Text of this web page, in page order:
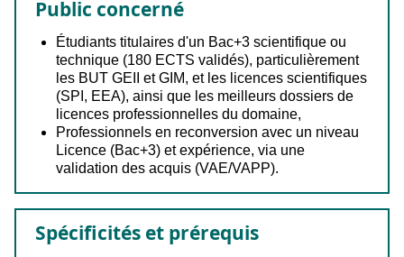
Public concerné
Étudiants titulaires d'un Bac+3 scientifique ou
technique (180 ECTS validés), particulièrement
les BUT GEII et GIM, et les licences scientifiques
(SPI, EEA), ainsi que les meilleurs dossiers de
licences professionnelles du domaine,
Professionnels en reconversion avec un niveau
Licence (Bac+3) et expérience, via une
validation des acquis (VAE/VAPP).
Spécificités et prérequis